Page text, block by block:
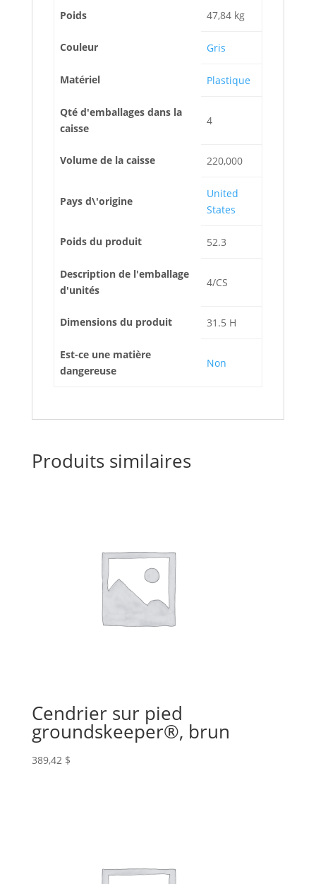
Poids 47,84 kg
Couleur Gris
Matériel Plastique
Qté d'emballages dans la
caisse
4
Volume de la caisse 220,000
Pays d\'origine
United
States
Poids du produit 52.3
Description de l'emballage
d'unités
4/CS
Dimensions du produit 31.5 H
Est-ce une matière
dangereuse
Non
Produits similaires
Cendrier sur pied
groundskeeper®, brun
389,42 $